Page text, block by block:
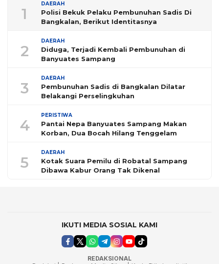
1
DAERAH
Polisi Bekuk Pelaku Pembunuhan Sadis Di
Bangkalan, Berikut Identitasnya
2
DAERAH
Diduga, Terjadi Kembali Pembunuhan di
Banyuates Sampang
3
DAERAH
Pembunuhan Sadis di Bangkalan Dilatar
Belakangi Perselingkuhan
4
PERISTIWA
Pantai Nepa Banyuates Sampang Makan
Korban, Dua Bocah Hilang Tenggelam
5
DAERAH
Kotak Suara Pemilu di Robatal Sampang
Dibawa Kabur Orang Tak Dikenal
IKUTI MEDIA SOSIAL KAMI
REDAKSIONAL